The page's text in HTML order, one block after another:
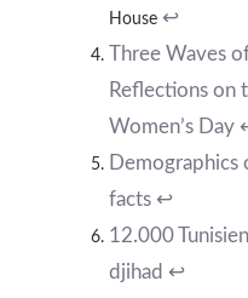
House ↩︎
Three Waves
Reflections on
Women’s Day
Demographics
facts ↩︎
12.000
djihad ↩︎